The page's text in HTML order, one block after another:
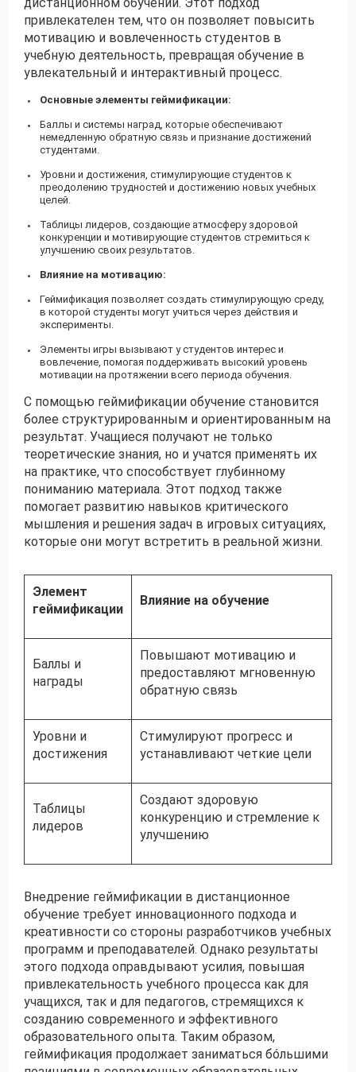
привлекателен тем, что он позволяет повысить
мотивацию и вовлеченность студентов в
учебную деятельность, превращая обучение в
увлекательный и интерактивный процесс.
Основные элементы геймификации:
Баллы и системы наград, которые обеспечивают
немедленную обратную связь и признание достижений
студентами.
Уровни и достижения, стимулирующие студентов к
преодолению трудностей и достижению новых учебных
целей.
Таблицы лидеров, создающие атмосферу здоровой
конкуренции и мотивирующие студентов стремиться к
улучшению своих результатов.
Влияние на мотивацию:
Геймификация позволяет создать стимулирующую среду,
в которой студенты могут учиться через действия и
эксперименты.
Элементы игры вызывают у студентов интерес и
вовлечение, помогая поддерживать высокий уровень
мотивации на протяжении всего периода обучения.
С помощью геймификации обучение становится
более структурированным и ориентированным на
результат. Учащиеся получают не только
теоретические знания, но и учатся применять их
на практике, что способствует глубинному
пониманию материала. Этот подход также
помогает развитию навыков критического
мышления и решения задач в игровых ситуациях,
которые они могут встретить в реальной жизни.
Элемент
геймификации
Влияние на обучение
Баллы и
награды
Повышают мотивацию и
предоставляют мгновенную
обратную связь
Уровни и
достижения
Стимулируют прогресс и
устанавливают четкие цели
Таблицы
лидеров
Создают здоровую
конкуренцию и стремление к
улучшению
Внедрение геймификации в дистанционное
обучение требует инновационного подхода и
креативности со стороны разработчиков учебных
программ и преподавателей. Однако результаты
этого подхода оправдывают усилия, повышая
привлекательность учебного процесса как для
учащихся, так и для педагогов, стремящихся к
созданию современного и эффективного
образовательного опыта. Таким образом,
геймификация продолжает заниматься бóльшими